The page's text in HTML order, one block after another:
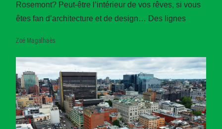
Rosemont? Peut-être l’intérieur de vos rêves, si vous
êtes fan d’architecture et de design… Des lignes
Zoé Magalhaès